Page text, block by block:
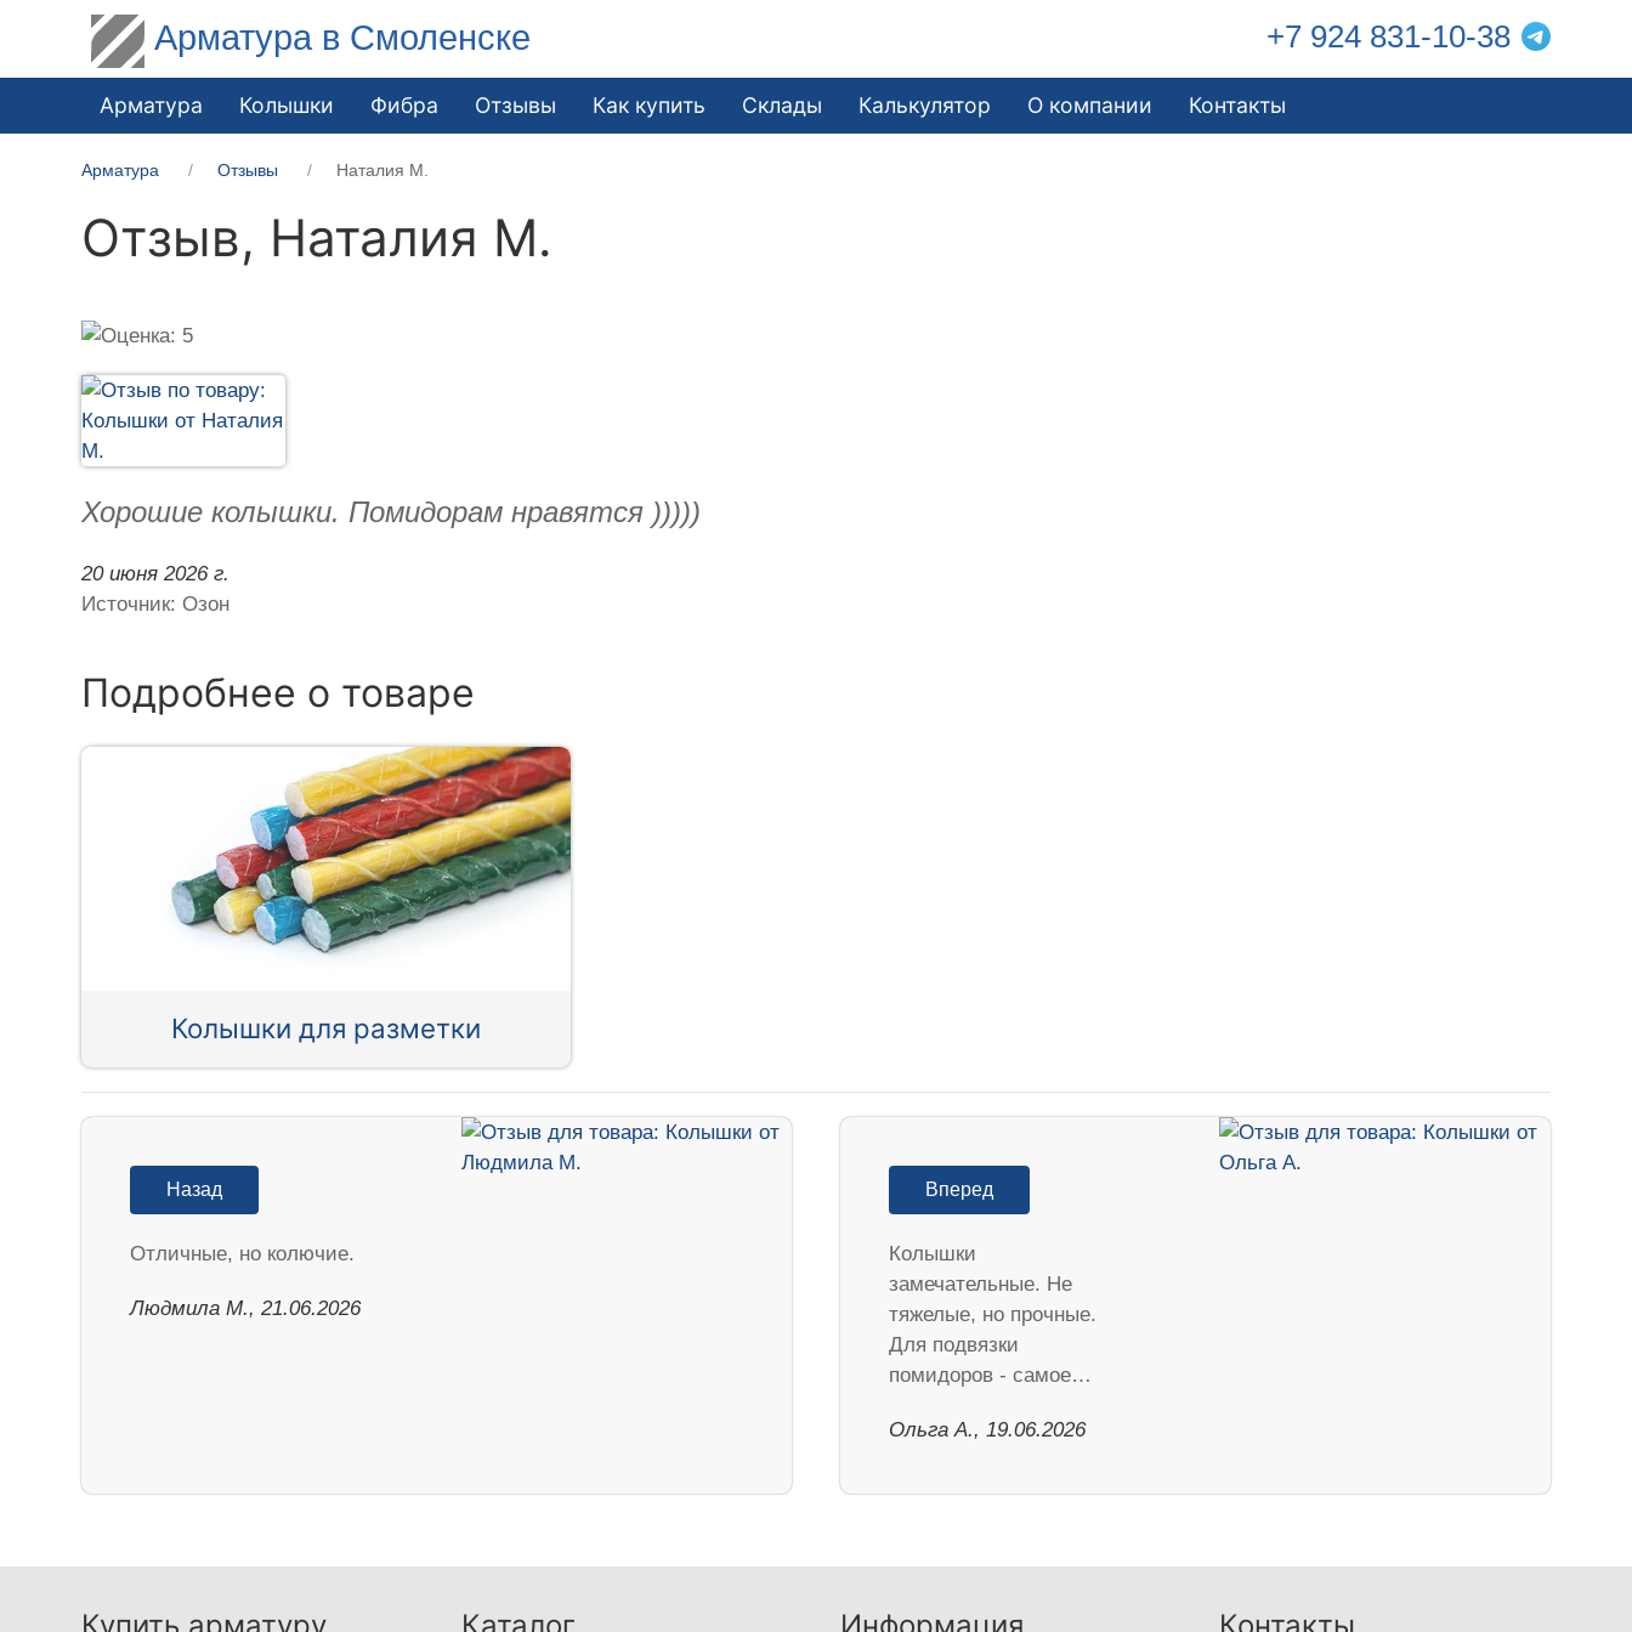
Арматура в Смоленске +7 924 831-10-38
Арматура Колышки Фибра Отзывы Как купить Склады Калькулятор О компании Контакты
Арматура Отзывы Наталия М.
Отзыв, Наталия М.
Хорошие колышки. Помидорам нравятся )))))
20 июня 2026 г.
Источник: Озон
Подробнее о товаре
Колышки для разметки
Назад
Отличные, но колючие.
Людмила М., 21.06.2026
Вперед
Колышки
замечательные. Не
тяжелые, но прочные.
Для подвязки
помидоров - самое…
Ольга А., 19.06.2026
Купить арматуру Каталог Информация Контакты